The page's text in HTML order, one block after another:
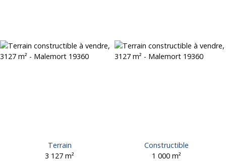
Mes favoris Espace vendeur Estimation
Terrain
3 127m²
Constructible
1 000 m²